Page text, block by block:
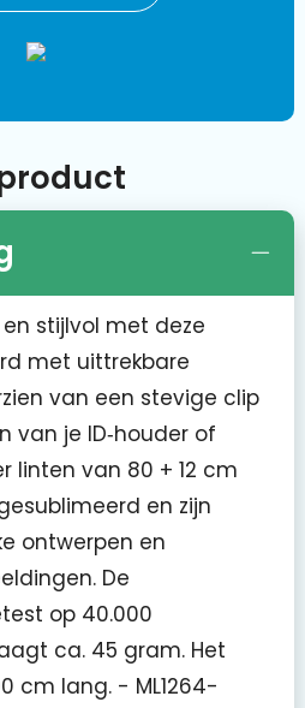
stijlvol met deze
met uittrekbare
van een stevige clip
van je ID‑houder of
linten van 80 + 12 cm
en zijn
ontwerpen en
De
op 40.000
ca. 45 gram. Het
cm lang. - ML1264-